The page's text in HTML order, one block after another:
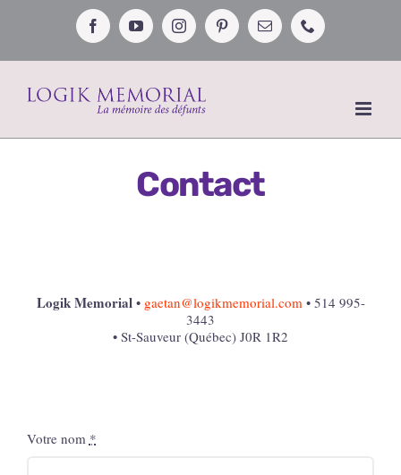
FacebookYouTubeInstagramPinterestEmail Téléphone
Contact
Logik Memorial• gaetan@logikmemorial.com• 514 995-
3443
• St-Sauveur (Québec) J0R 1R2
Votre nom *